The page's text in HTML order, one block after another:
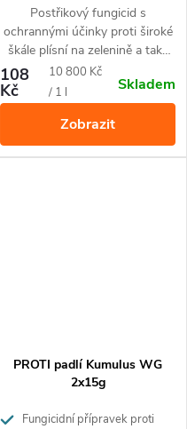
Postřikový fungicid s
ochrannými účinky proti široké
škále plísní na zelenině a také
sypavce, rzím a skvrnitostem
na okrasných rostlinám.
108
Kč
Měrná
cena:
10 800 Kč
/ 1 l
Skladem
Zobrazit
PROTI padlí Kumulus WG
2x15g
Fungicidní přípravek proti